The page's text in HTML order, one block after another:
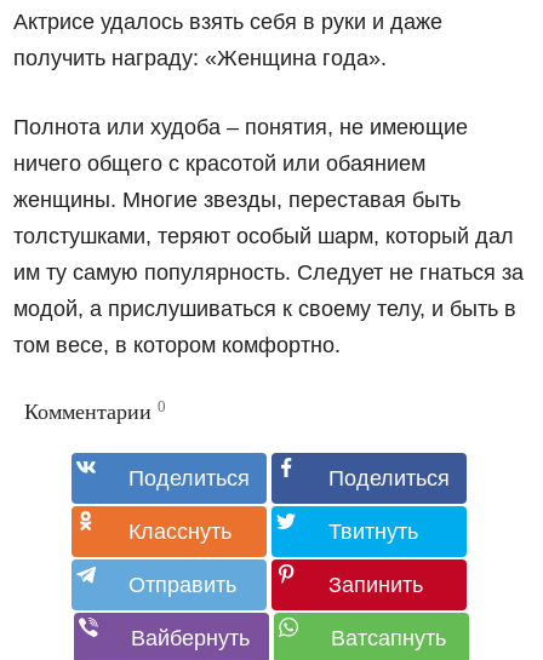
Актрисе удалось взять себя в руки и даже
получить награду: «Женщина года».
Полнота или худоба – понятия, не имеющие
ничего общего с красотой или обаянием
женщины. Многие звезды, переставая быть
толстушками, теряют особый шарм, который дал
им ту самую популярность. Следует не гнаться за
модой, а прислушиваться к своему телу, и быть в
том весе, в котором комфортно.
Комментарии 0